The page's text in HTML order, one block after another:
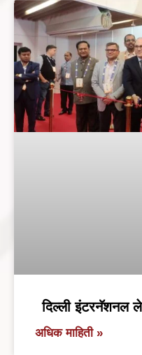
दिल्ली इंटरनॅशनल
अधिक माहिती »